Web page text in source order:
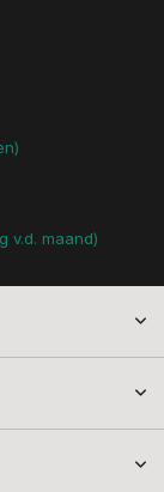
v.d. maand)